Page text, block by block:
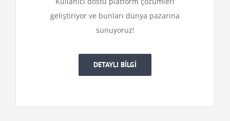
geliştiriyor ve bunları dünya pazarına
sunuyoruz!
DETAYLI BİLGİ